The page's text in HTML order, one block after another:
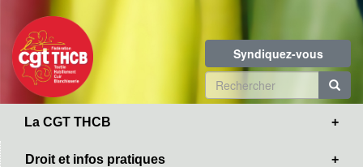
contenu
principal
Syndiquez-vous
Formulaire
de
La CGT THCB
Droit et infos pratiques